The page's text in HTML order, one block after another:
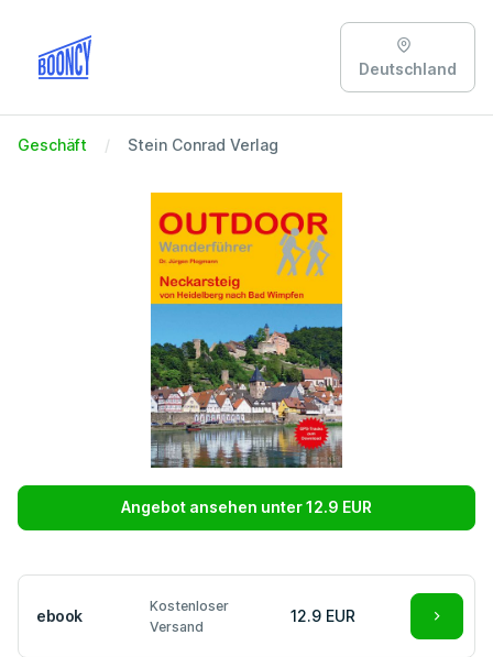
Deutschland
Geschäft Stein Conrad Verlag
Angebot ansehen unter 12.9 EUR
ebook
Kostenloser
Versand
12.9 EUR